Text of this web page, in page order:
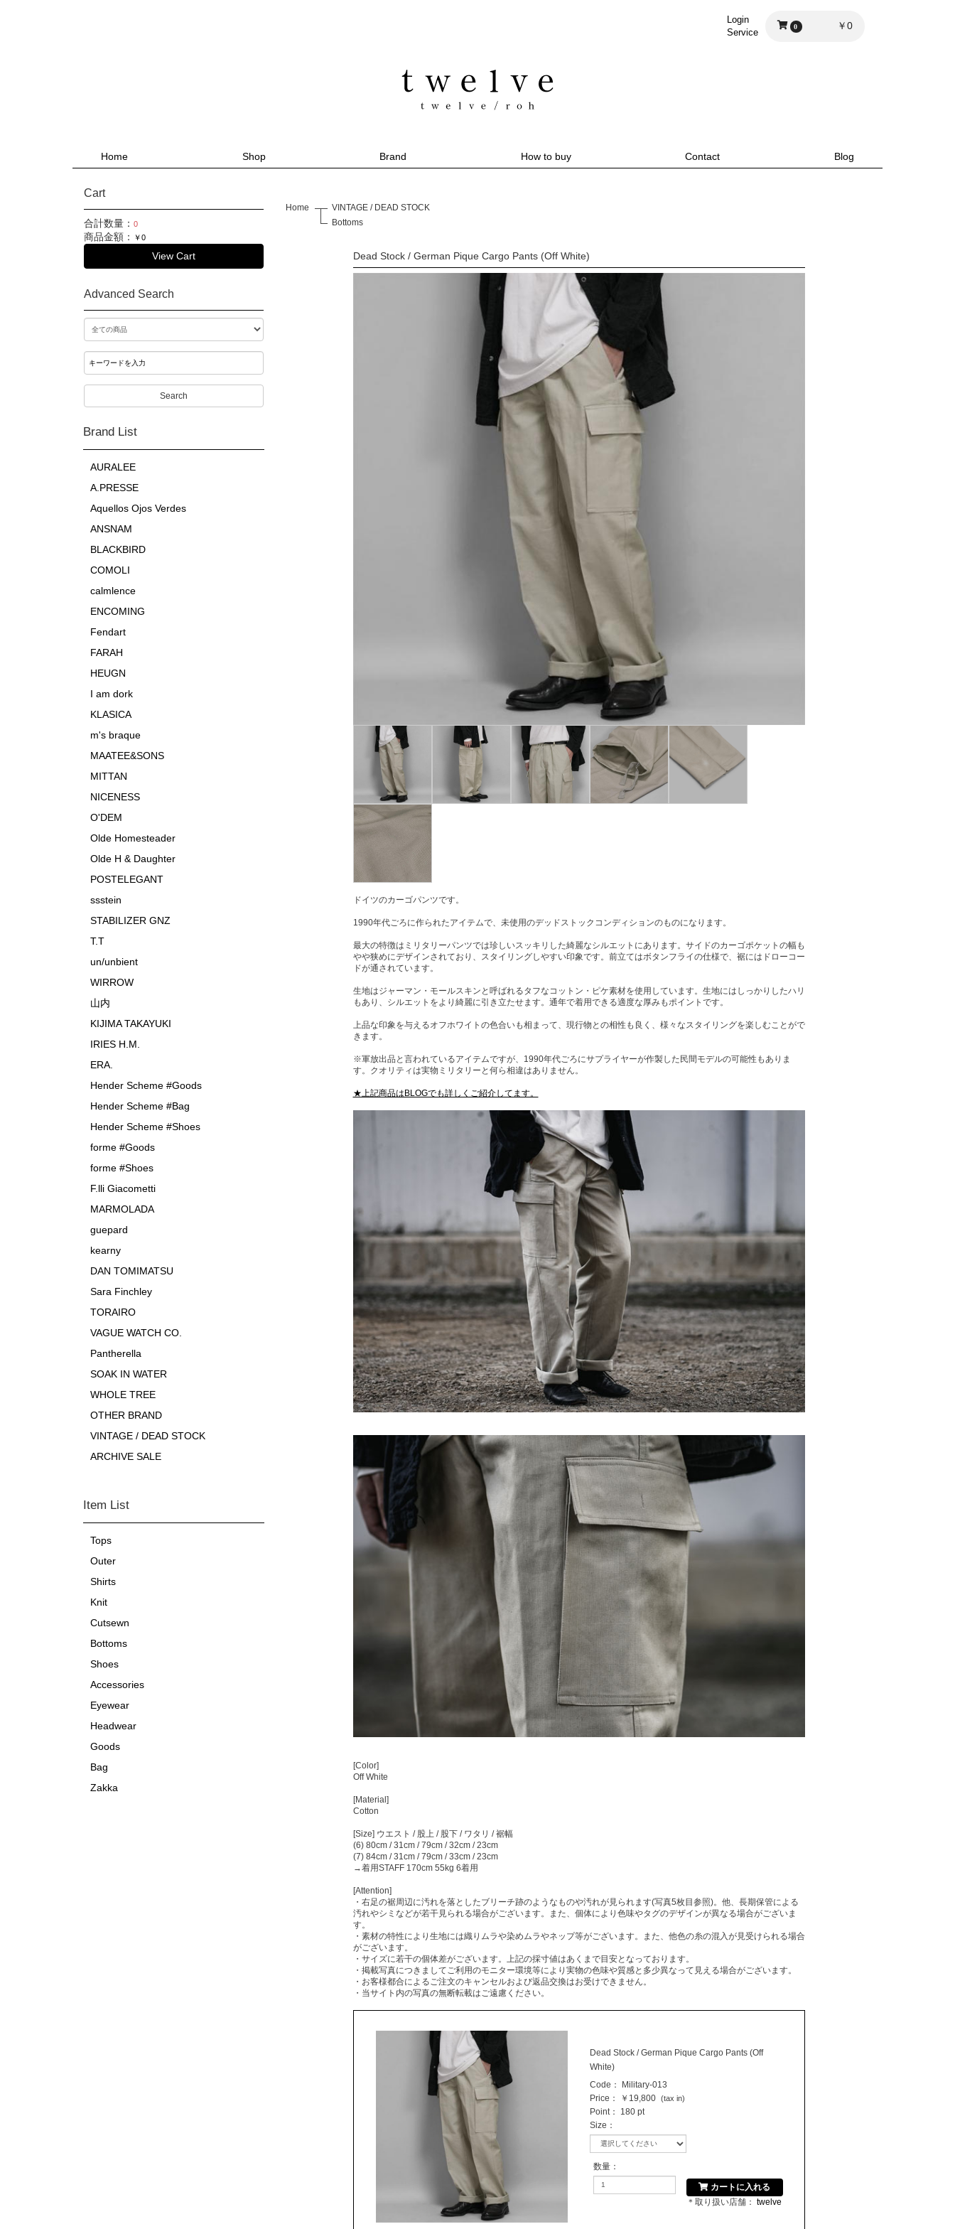
Login
Service
0 ￥0
Home Shop Brand How to buy Contact Blog
Cart
合計数量： 0
商品金額： ￥0
View Cart
Advanced Search
Search
Brand List
AURALEE
A.PRESSE
Aquellos Ojos Verdes
ANSNAM
BLACKBIRD
COMOLI
calmlence
ENCOMING
Fendart
FARAH
HEUGN
I am dork
KLASICA
m's braque
MAATEE&SONS
MITTAN
NICENESS
O'DEM
Olde Homesteader
Olde H & Daughter
POSTELEGANT
ssstein
STABILIZER GNZ
T.T
un/unbient
WIRROW
山内
KIJIMA TAKAYUKI
IRIES H.M.
ERA.
Hender Scheme #Goods
Hender Scheme #Bag
Hender Scheme #Shoes
forme #Goods
forme #Shoes
F.lli Giacometti
MARMOLADA
guepard
kearny
DAN TOMIMATSU
Sara Finchley
TORAIRO
VAGUE WATCH CO.
Pantherella
SOAK IN WATER
WHOLE TREE
OTHER BRAND
VINTAGE / DEAD STOCK
ARCHIVE SALE
Item List
Tops
Outer
Shirts
Knit
Cutsewn
Bottoms
Shoes
Accessories
Eyewear
Headwear
Goods
Bag
Zakka
Home
VINTAGE / DEAD STOCK
Bottoms
Dead Stock / German Pique Cargo Pants (Off White)
ドイツのカーゴパンツです。
1990年代ごろに作られたアイテムで、未使用のデッドストックコンディションのものになります。
最大の特徴はミリタリーパンツでは珍しいスッキリした綺麗なシルエットにあります。サイドのカーゴポケットの幅も
やや狭めにデザインされており、スタイリングしやすい印象です。前立てはボタンフライの仕様で、裾にはドローコー
ドが通されています。
生地はジャーマン・モールスキンと呼ばれるタフなコットン・ピケ素材を使用しています。生地にはしっかりしたハリ
もあり、シルエットをより綺麗に引き立たせます。通年で着用できる適度な厚みもポイントです。
上品な印象を与えるオフホワイトの色合いも相まって、現行物との相性も良く、様々なスタイリングを楽しむことがで
きます。
※軍放出品と言われているアイテムですが、1990年代ごろにサプライヤーが作製した民間モデルの可能性もありま
す。クオリティは実物ミリタリーと何ら相違はありません。
★上記商品はBLOGでも詳しくご紹介してます。
[Color]
Off White
[Material]
Cotton
[Size] ウエスト / 股上 / 股下 / ワタリ / 裾幅
(6) 80cm / 31cm / 79cm / 32cm / 23cm
(7) 84cm / 31cm / 79cm / 33cm / 23cm
→着用STAFF 170cm 55kg 6着用
[Attention]
・右足の裾周辺に汚れを落としたブリーチ跡のようなものや汚れが見られます(写真5枚目参照)。他、長期保管による
汚れやシミなどが若干見られる場合がございます。また、個体により色味やタグのデザインが異なる場合がございま
す。
・素材の特性により生地には織りムラや染めムラやネップ等がございます。また、他色の糸の混入が見受けられる場合
がございます。
・サイズに若干の個体差がございます。上記の採寸値はあくまで目安となっております。
・掲載写真につきましてご利用のモニター環境等により実物の色味や質感と多少異なって見える場合がございます。
・お客様都合によるご注文のキャンセルおよび返品交換はお受けできません。
・当サイト内の写真の無断転載はご遠慮ください。
Dead Stock / German Pique Cargo Pants (Off
White)
Code：
Military-013
Price：
￥19,800 (tax in)
Point：
180 pt
Size ：
数量：
カートに入れる
＊取り扱い店舗： twelve